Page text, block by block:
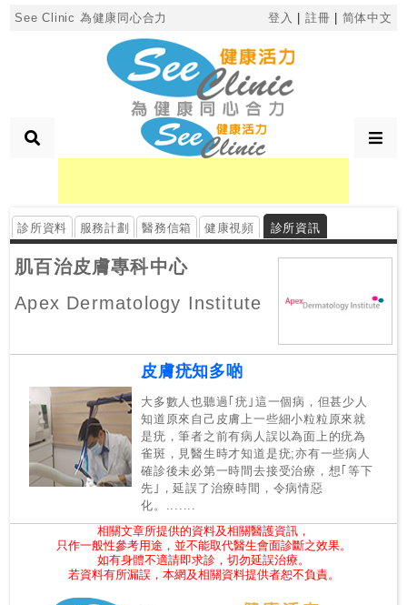
See Clinic 為健康同心合力 登入 註冊 简体中文
診
所
搜
尋
所
按
搜
尋
24
×
診所資料 服務計劃 醫務信箱 健康視頻 診所資訊
肌百治皮膚專科中心
Apex Dermatology Institute
皮膚疣知多啲
大多數人也聽過｢疣｣這一個病，但甚少人
知道原來自己皮膚上一些細小粒粒原來就
是疣，筆者之前有病人誤以為面上的疣為
雀斑，見醫生時才知道是疣;亦有一些病人
確診後未必第一時間去接受治療，想｢等下
先｣，延誤了治療時間，令病情惡
化。.......
相關文章所提供的資料及相關醫護資訊，
只作一般性參考用途，並不能取代醫生會面診斷之效果。
如有身體不適請即求診，切勿延誤治療。
若資料有所漏誤，本網及相關資料提供者恕不負責。